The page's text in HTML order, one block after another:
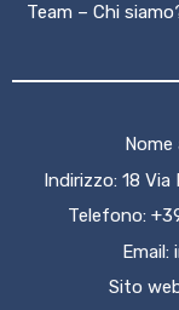
Team – Chi
Indirizzo: 18
Telefono:
Email:
Sito